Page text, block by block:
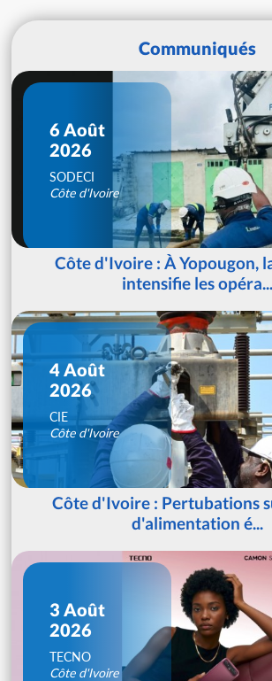
Communiqués
6 Août
2026
SODECI
Côte d'Ivoire
Côte d'Ivoire : À Yopougon,
intensifie les opéra...
4 Août
2026
CIE
Côte d'Ivoire
Côte d'Ivoire : Pertubations
d'alimentation é...
3 Août
2026
TECNO
Côte d'Ivoire